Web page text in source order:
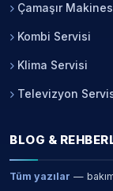
Çamaşır
Kombi Servisi
Klima Servisi
Televizyon
BLOG &
Tüm yazılar —